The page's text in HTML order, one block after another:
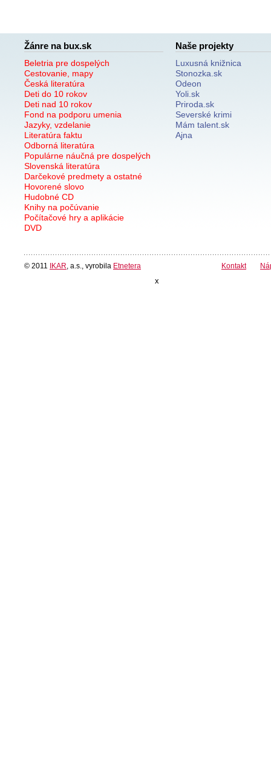
Žánre na bux.sk
Beletria pre dospelých
Cestovanie, mapy
Česká literatúra
Deti do 10 rokov
Deti nad 10 rokov
Fond na podporu umenia
Jazyky, vzdelanie
Literatúra faktu
Odborná literatúra
Populárne náučná pre dospelých
Slovenská literatúra
Darčekové predmety a ostatné
Hovorené slovo
Hudobné CD
Knihy na počúvanie
Počítačové hry a aplikácie
DVD
Naše projekty
Luxusná knižnica
Stonozka.sk
Odeon
Yoli.sk
Priroda.sk
Severské krimi
Mám talent.sk
Ajna
© 2011 IKAR , a.s., vyrobila Etnetera Kontakt
x